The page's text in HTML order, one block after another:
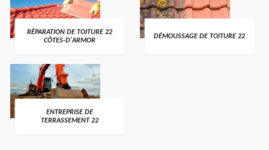
RÉPARATION DE TOITURE 22
CÔTES-D'ARMOR
DÉMOUSSAGE DE TOITURE 22
ENTREPRISE DE
TERRASSEMENT 22